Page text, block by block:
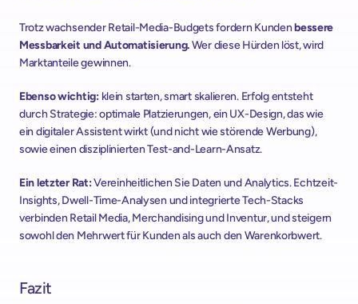
Trotz wachsender Retail-Media-Budgets fordern Kunden bessere
Messbarkeit und Automatisierung. Wer diese Hürden löst, wird
Marktanteile gewinnen.
Ebenso wichtig: klein starten, smart skalieren. Erfolg entsteht
durch Strategie: optimale Platzierungen, ein UX-Design, das wie
ein digitaler Assistent wirkt (und nicht wie störende Werbung),
sowie einen disziplinierten Test-and-Learn-Ansatz.
Ein letzter Rat: Vereinheitlichen Sie Daten und Analytics. Echtzeit-
Insights, Dwell-Time-Analysen und integrierte Tech-Stacks
verbinden Retail Media, Merchandising und Inventur, und steigern
sowohl den Mehrwert für Kunden als auch den Warenkorbwert.
Fazit